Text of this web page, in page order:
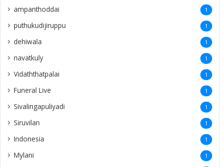
ampanthoddai 1
puthukudijiruppu 1
dehiwala 1
navatkuly 1
Vidaththatpalai 1
Funeral Live 1
Sivalingapuliyadi 1
Siruvilan 1
Indonesia 1
Mylani 1